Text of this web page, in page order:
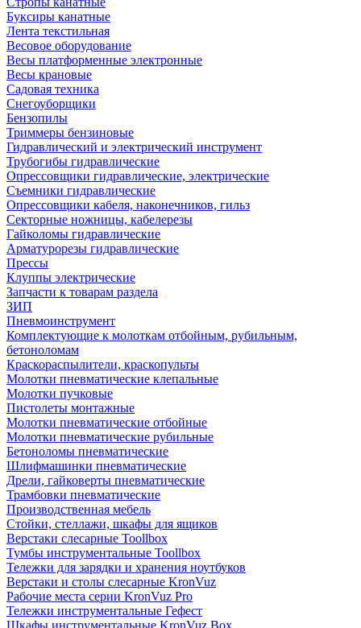
Буксиры канатные
Лента текстильная
Весовое оборудование
Весы платформенные электронные
Весы крановые
Садовая техника
Снегоуборщики
Бензопилы
Триммеры бензиновые
Гидравлический и электрический инструмент
Трубогибы гидравлические
Опрессовщики гидравлические, электрические
Съемники гидравлические
Опрессовщики кабеля, наконечников, гильз
Секторные ножницы, кабелерезы
Гайколомы гидравлические
Арматурорезы гидравлические
Прессы
Клуппы электрические
Запчасти к товарам раздела
ЗИП
Пневмоинструмент
Комплектующие к молоткам отбойным, рубильным,
бетоноломам
Краскораспылители, краскопульты
Молотки пневматические клепальные
Молотки пучковые
Пистолеты монтажные
Молотки пневматические отбойные
Молотки пневматические рубильные
Бетоноломы пневматические
Шлифмашинки пневматические
Дрели, гайковерты пневматические
Трамбовки пневматические
Производственная мебель
Стойки, стеллажи, шкафы для ящиков
Верстаки слесарные Toollbox
Тумбы инструментальные Toollbox
Тележки для зарядки и хранения ноутбуков
Верстаки и столы слесарные KronVuz
Рабочие места серии KronVuz Pro
Тележки инструментальные Гефест
Шкафы инструментальные KronVuz Box